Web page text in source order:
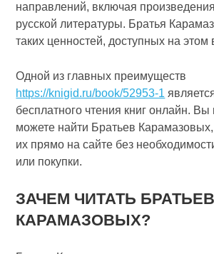
направлений, включая
русской литературы. Братья
таких ценностей, доступных на этом
Одной из главных преимуществ
https://knigid.ru/book/52953-1
бесплатного чтения книг онлайн. Вы
можете найти Братьев
их прямо на сайте без
или покупки.
ЗАЧЕМ ЧИТАТЬ БРАТЬЕВ
КАРАМАЗОВЫХ?